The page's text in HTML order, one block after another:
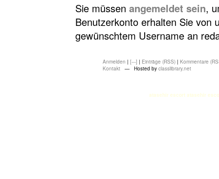
Sie müssen angemeldet sein,
Benutzerkonto erhalten Sie von
gewünschtem Username an
Anmelden | [---] | Einträge (RSS) | Kommentare
Kontakt — Hosted by classlibrary.net
atasehir escort atasehir